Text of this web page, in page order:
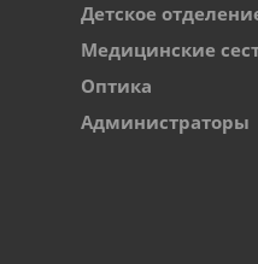
Детское
Медицинские
Оптика
Администраторы